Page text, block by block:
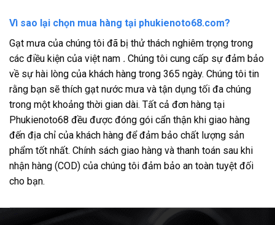
Vì sao lại chọn mua hàng tại phukienoto68.com?
Gạt mưa của chúng tôi đã bị thử thách nghiêm trọng trong
các điều kiện của việt nam . Chúng tôi cung cấp sự đảm bảo
về sự hài lòng của khách hàng trong 365 ngày. Chúng tôi tin
rằng bạn sẽ thích gạt nước mưa và tận dụng tối đa chúng
trong một khoảng thời gian dài. Tất cả đơn hàng tại
Phukienoto68 đều được đóng gói cẩn thận khi giao hàng
đến địa chỉ của khách hàng để đảm bảo chất lượng sản
phẩm tốt nhất. Chính sách giao hàng và thanh toán sau khi
nhận hàng (COD) của chúng tôi đảm bảo an toàn tuyệt đối
cho bạn.